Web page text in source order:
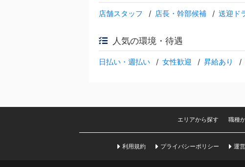
店舗スタッフ 店長・幹部候補 送迎ド
人気の環境・待遇
日払い・週払い 女性歓迎 昇給あり
エリアから探す 職種
利用規約 プライバシーポリシー 運